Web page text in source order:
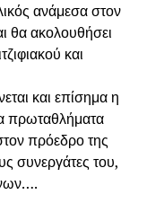
ανάμεσα στον
θα ακολουθήσει
και
και επίσημα η
πρωταθλήματα
πρόεδρο της
συνεργάτες του,